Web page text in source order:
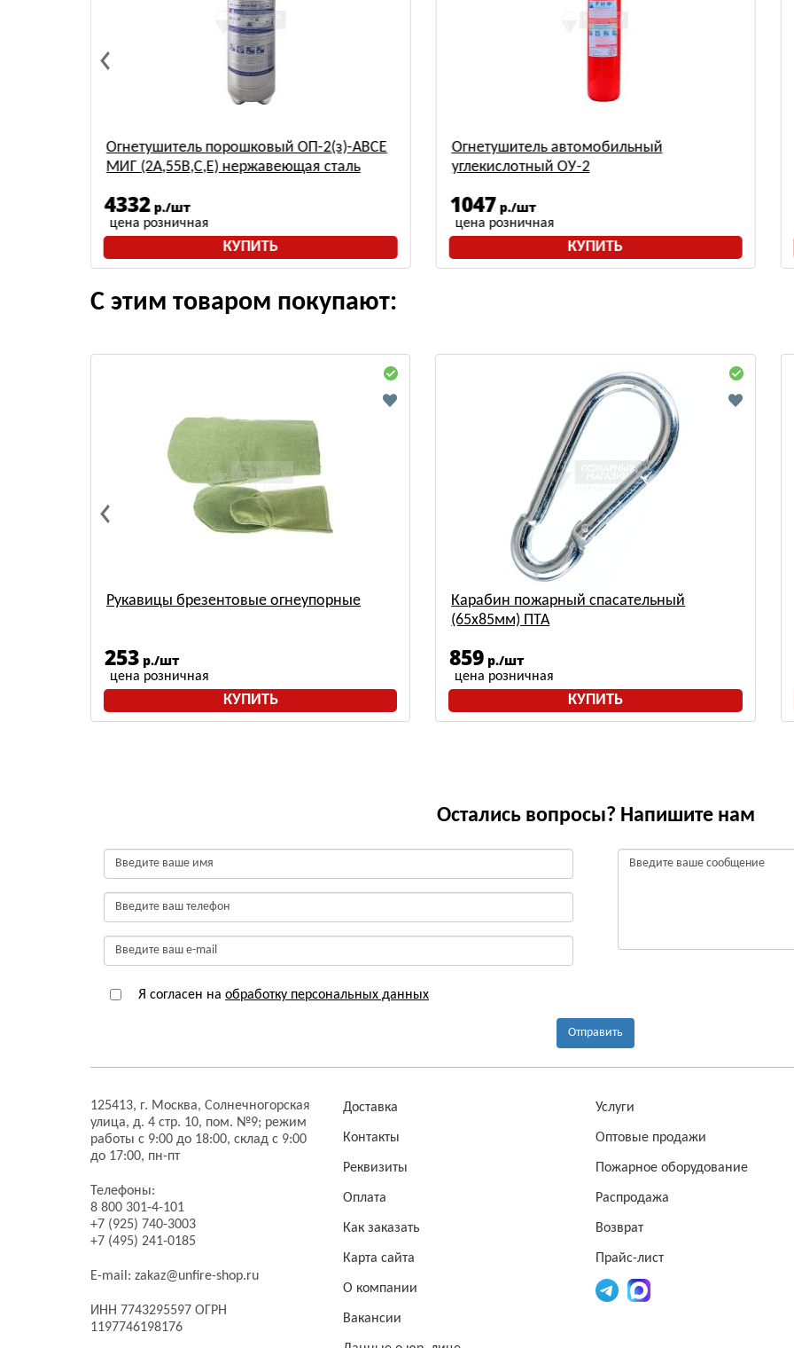
Огнетушитель порошковый ОП-2(з)-АВСЕ
МИГ (2А,55В,С,Е) нержавеющая сталь
4332 р./шт
цена розничная
КУПИТЬ
Огнетушитель автомобильный
углекислотный ОУ-2
1047 р./шт
цена розничная
КУПИТЬ
С этим товаром покупают:
Рукавицы брезентовые огнеупорные
253 р./шт
цена розничная
КУПИТЬ
Карабин пожарный спасательный
(65х85мм) ПТА
859 р./шт
цена розничная
КУПИТЬ
Остались вопросы? Напишите нам
Я согласен на обработку персональных данных
Отправить
125413, г. Москва, Солнечногорская
улица, д. 4 стр. 10, пом. №9; режим
работы с 9:00 до 18:00, склад с 9:00
до 17:00, пн-пт
Телефоны:
8 800 301-4-101
+7 (925) 740-3003
+7 (495) 241-0185
E-mail: zakaz@unfire-shop.ru
ИНН 7743295597 ОГРН
1197746198176
Доставка
Контакты
Реквизиты
Оплата
Как заказать
Карта сайта
О компании
Вакансии
Услуги
Оптовые продажи
Пожарное оборудование
Распродажа
Возврат
Прайс-лист